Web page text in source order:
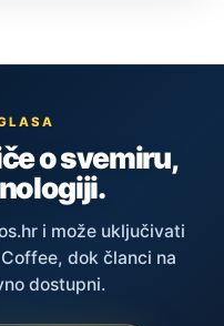
o svemiru,
i može uključivati
dok članci na
dostupni.